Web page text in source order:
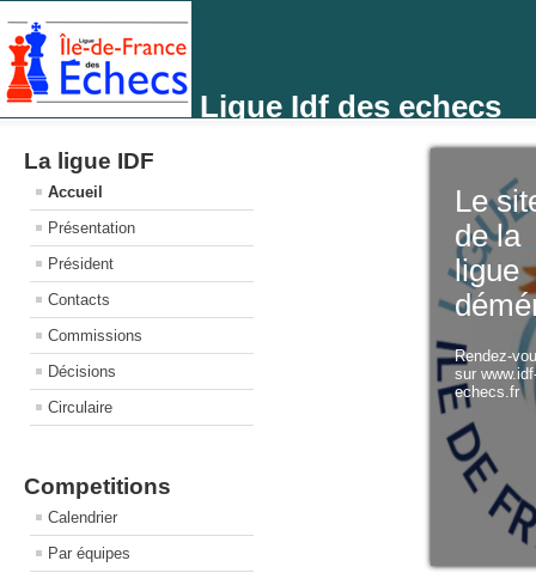
Ligue Idf des echecs
La ligue IDF
Accueil
Présentation
Président
Contacts
Commissions
Décisions
Circulaire
Competitions
Calendrier
Par équipes
Le
de la
ligue
Rendez-
sur
echecs.fr